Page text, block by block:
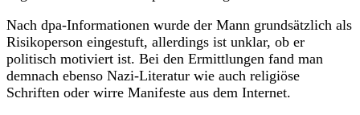
Nach dpa-Informationen wurde der Mann grundsätzlich als
Risikoperson eingestuft, allerdings ist unklar, ob er
politisch motiviert ist. Bei den Ermittlungen fand man
demnach ebenso Nazi-Literatur wie auch religiöse
Schriften oder wirre Manifeste aus dem Internet.